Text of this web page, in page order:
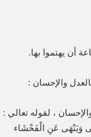
أن يهتموا بها.
والإحسان :
، لقوله تعالي :
وَيَنْهَى عَنِ الْفَحْشَاء